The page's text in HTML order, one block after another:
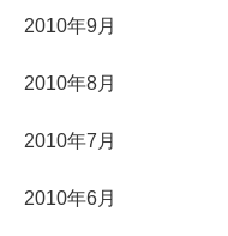
2010年9月
2010年8月
2010年7月
2010年6月